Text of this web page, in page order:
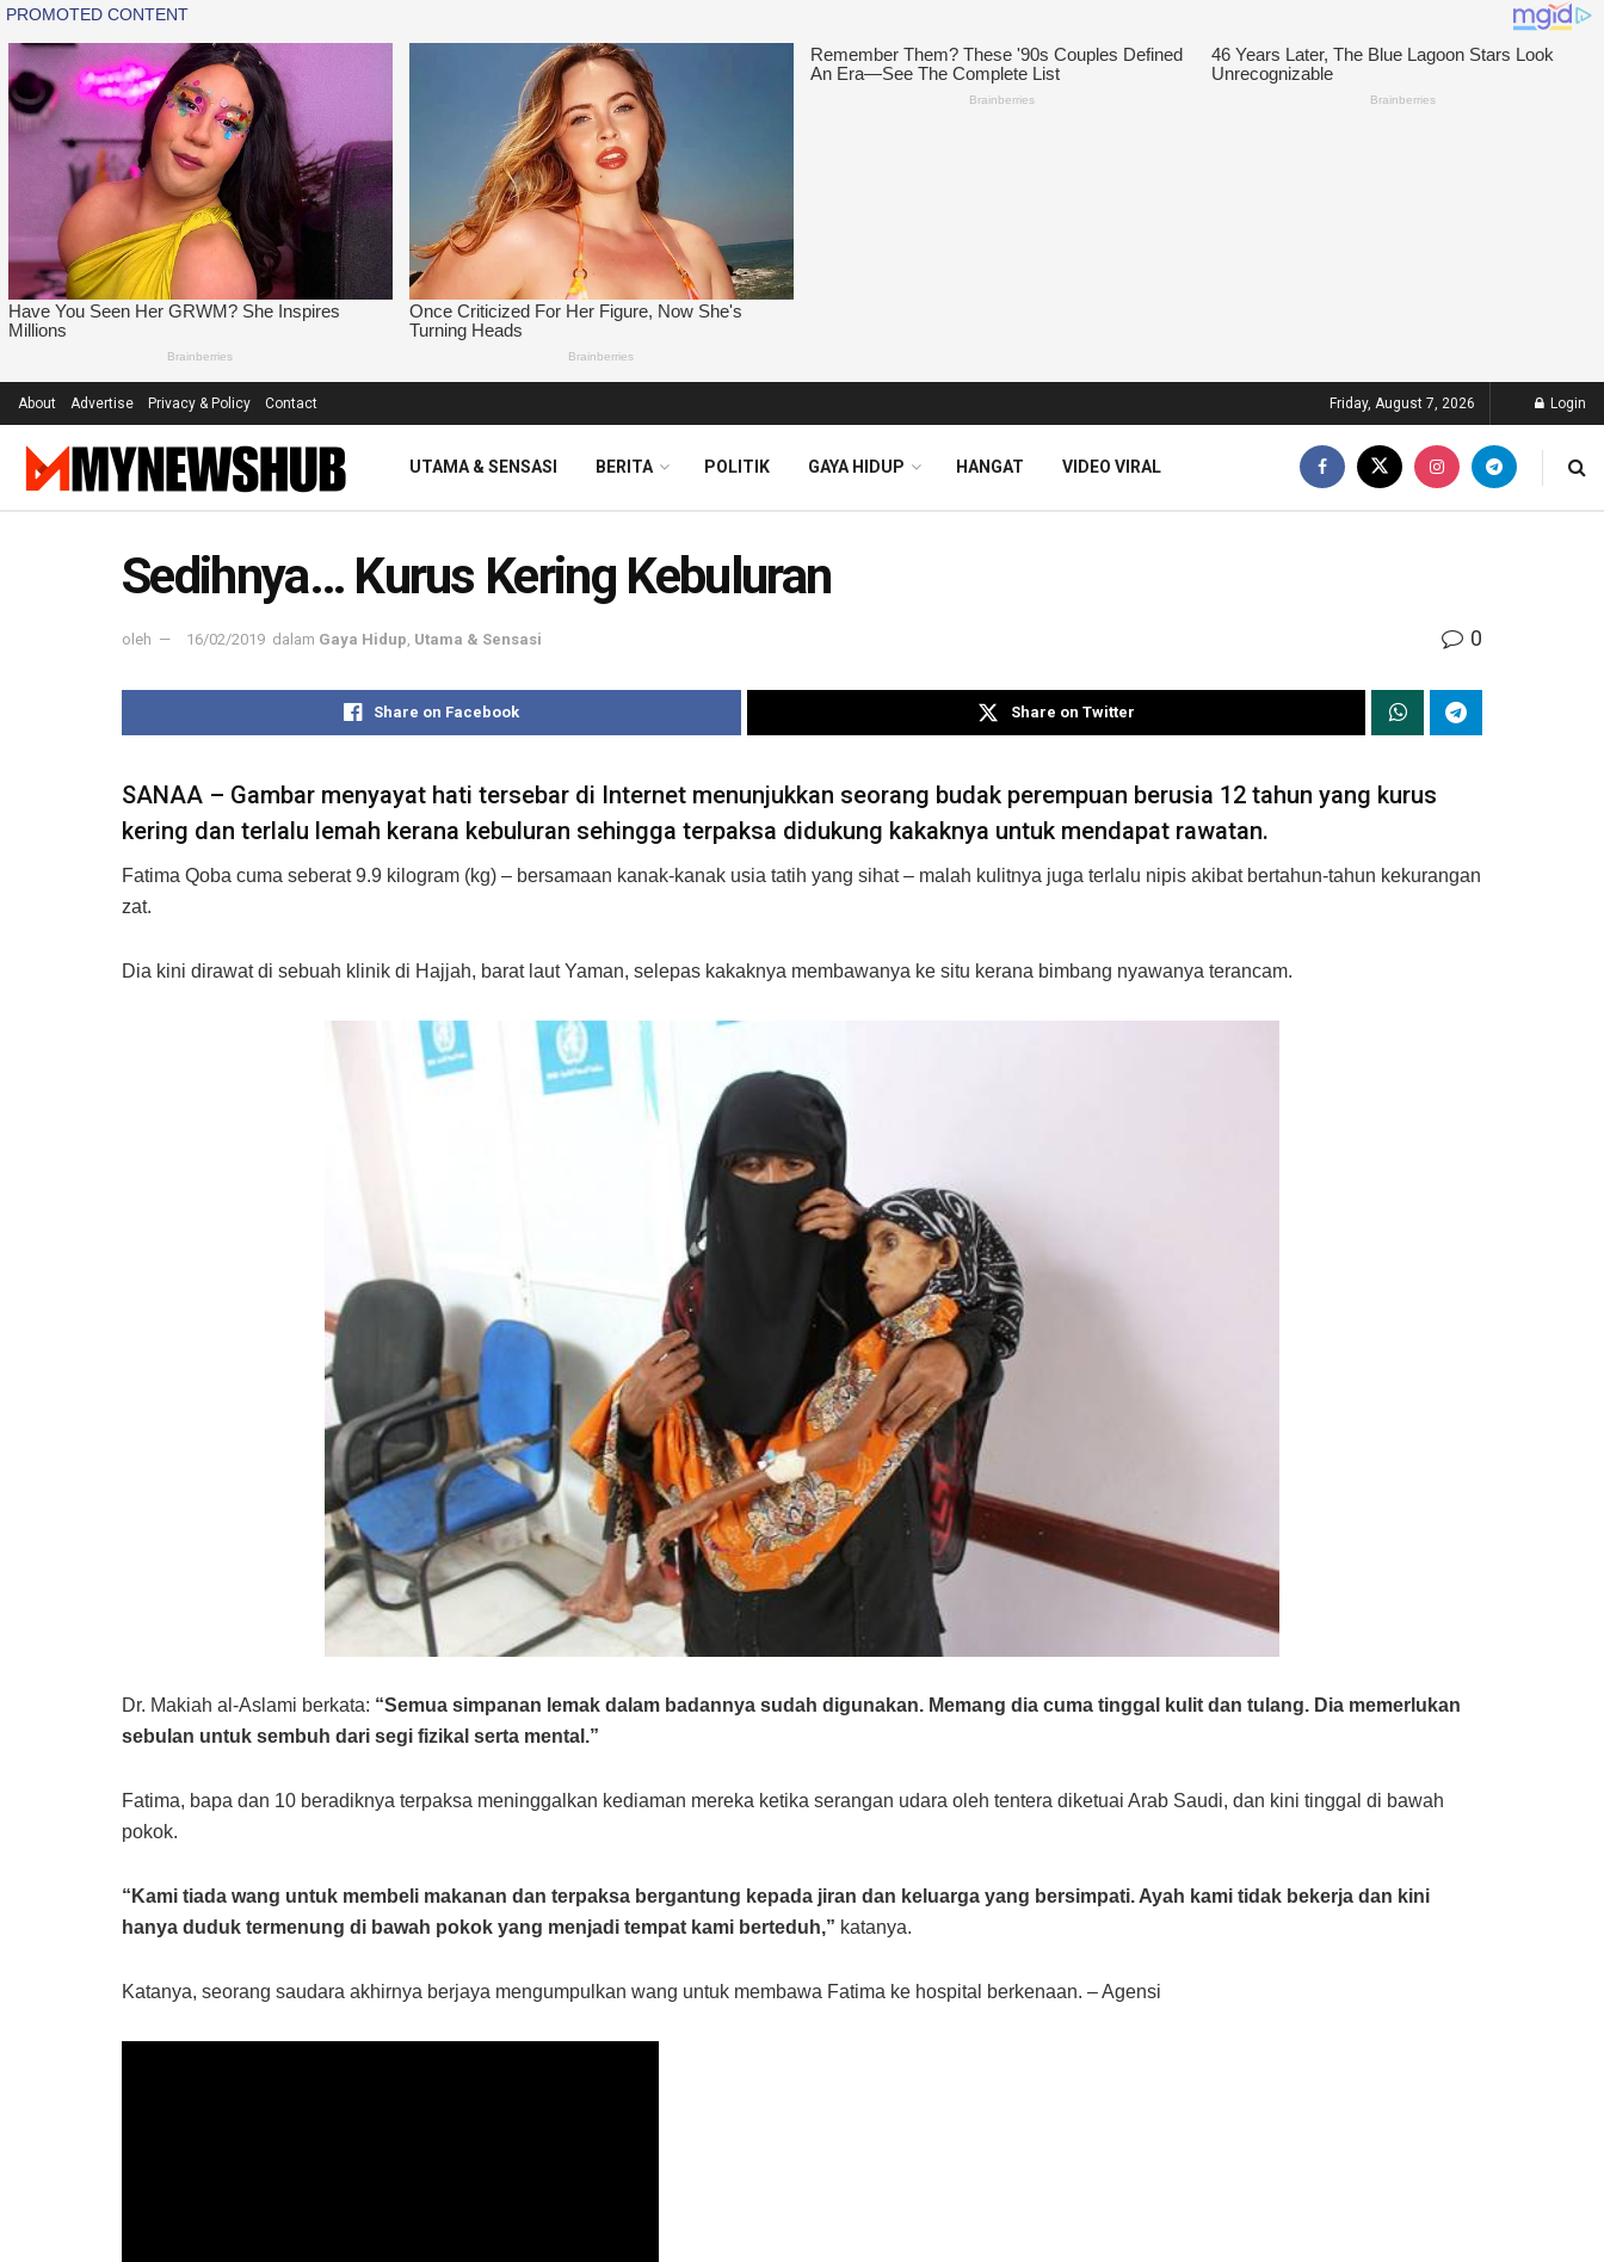
About Advertise Privacy & Policy Contact Friday, August 7, 2026 Login
UTAMA & SENSASI BERITA POLITIK GAYA HIDUP HANGAT VIDEO VIRAL
Sedihnya… Kurus Kering Kebuluran
oleh 16/02/2019 dalam Gaya Hidup Utama & Sensasi 0
Share on Facebook Share on Twitter
SANAA – Gambar menyayat hati tersebar di Internet menunjukkan seorang budak perempuan berusia 12 tahun yang kurus
kering dan terlalu lemah kerana kebuluran sehingga terpaksa didukung kakaknya untuk mendapat rawatan.
Fatima Qoba cuma seberat 9.9 kilogram (kg) – bersamaan kanak-kanak usia tatih yang sihat – malah kulitnya juga terlalu nipis akibat bertahun-tahun kekurangan
zat.
Dia kini dirawat di sebuah klinik di Hajjah, barat laut Yaman, selepas kakaknya membawanya ke situ kerana bimbang nyawanya terancam.
Dr. Makiah al-Aslami berkata: “Semua simpanan lemak dalam badannya sudah digunakan. Memang dia cuma tinggal kulit dan tulang. Dia memerlukan
sebulan untuk sembuh dari segi fizikal serta mental.”
Fatima, bapa dan 10 beradiknya terpaksa meninggalkan kediaman mereka ketika serangan udara oleh tentera diketuai Arab Saudi, dan kini tinggal di bawah
pokok.
“Kami tiada wang untuk membeli makanan dan terpaksa bergantung kepada jiran dan keluarga yang bersimpati. Ayah kami tidak bekerja dan kini
hanya duduk termenung di bawah pokok yang menjadi tempat kami berteduh,” katanya.
Katanya, seorang saudara akhirnya berjaya mengumpulkan wang untuk membawa Fatima ke hospital berkenaan. – Agensi